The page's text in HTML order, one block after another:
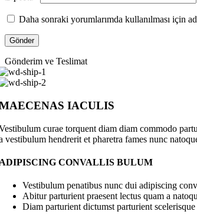
Daha sonraki yorumlarımda kullanılması için
Gönderim ve Teslimat
IACULIS
curae torquent diam diam commodo
vestibulum hendrerit et pharetra fames nunc
CONVALLIS BULUM
Vestibulum penatibus nunc dui adipiscing
Abitur parturient praesent lectus quam a
Diam parturient dictumst parturient